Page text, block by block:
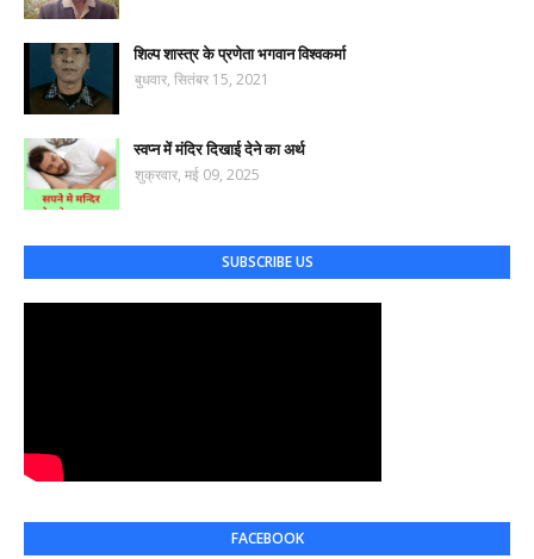
शिल्प शास्त्र के प्रणेता भगवान विश्वकर्मा
बुधवार, सितंबर 15, 2021
स्वप्न में मंदिर दिखाई देने का अर्थ
शुक्रवार, मई 09, 2025
SUBSCRIBE US
FACEBOOK